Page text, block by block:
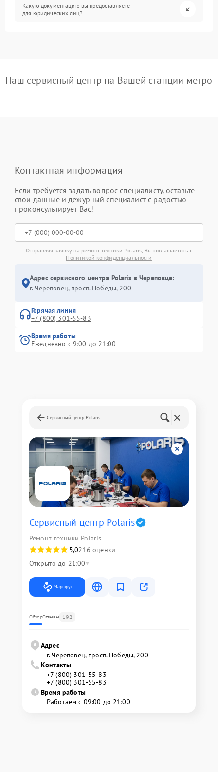
Какую документацию вы предоставляете
для юридических лиц?
Наш сервисный центр на Вашей станции метро
Контактная информация
Если требуется задать вопрос специалисту, оставьте
свои данные и дежурный специалист с радостью
проконсультирует Вас!
Отправляя заявку на ремонт техники Polaris, Вы соглашаетесь с
Политикой конфиденциальности
Адрес сервисного центра Polaris в Череповце:
г. Череповец, просп. Победы, 200
Горячая линия
+7 (800) 301-55-83
Время работы
Ежедневно с 9:00 до 21:00
Сервисный центр Polaris
Сервисный центр Polaris
Ремонт техники Polaris
5,0216 оценки
Открыто до 21:00
Маршрут
ОбзорОтзывы 192
Адрес
г. Череповец, просп. Победы, 200
Контакты
+7 (800) 301-55-83
+7 (800) 301-55-83
Время работы
Работаем с 09:00 до 21:00